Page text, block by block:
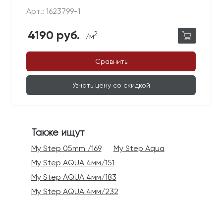
Арт.: 1623799-1
4190 руб. /м2
Сравнить
Узнать цену со скидкой
Также ищут
My Step 05mm /169
My Step Aqua
My Step AQUA 4мм/151
My Step AQUA 4мм/183
My Step AQUA 4мм/232